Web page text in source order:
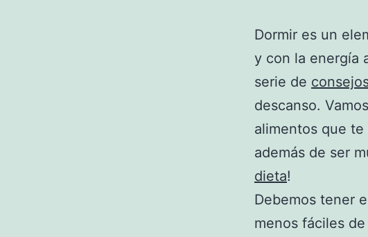
Dormir es un
y con la energía
serie de
descanso.
alimentos que
además de ser
dieta!
Debemos tener
menos fáciles